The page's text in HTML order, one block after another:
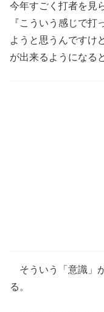
今年すごく打者を見
『こういう感じで打
ようと思うんですけ
が出来るようになる
そういう「意識」
る。